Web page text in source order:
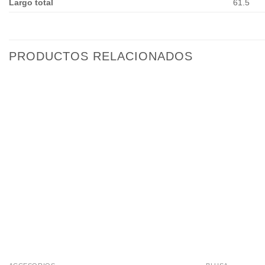
Largo total 61.5
PRODUCTOS RELACIONADOS